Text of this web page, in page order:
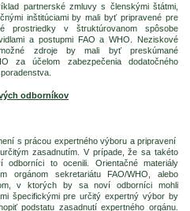
partnerské zmluvy s členskými štátmi,
inštitúciami by mali byť pripravené pre
prostriedky v štruktúrovanom spôsobe
a postupmi FAO a WHO. Neziskové
zdroje by mali byť preskúmané
za účelom zabezpečenia dodatočného
odborníkov
s prácou expertného výboru a pripravení
zasadnutím. V prípade, že sa takéto
odborníci to ocenili. Orientačné materiály
orgánom sekretariátu FAO/WHO, alebo
v ktorých by sa noví odborníci mohli
špecifickými pre určitý expertný výbor by
podstatu zasadnutí expertného orgánu.